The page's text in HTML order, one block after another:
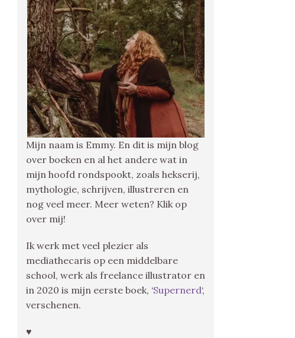
Mijn naam is Emmy. En dit is mijn blog
over boeken en al het andere wat in
mijn hoofd rondspookt, zoals hekserij,
mythologie, schrijven, illustreren en
nog veel meer. Meer weten? Klik op
over mij!
Ik werk met veel plezier als
mediathecaris op een middelbare
school, werk als freelance illustrator en
in 2020 is mijn eerste boek, ‘Supernerd‘,
verschenen.
♥